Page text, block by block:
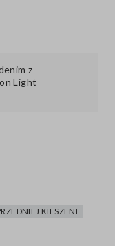
KIESZENI